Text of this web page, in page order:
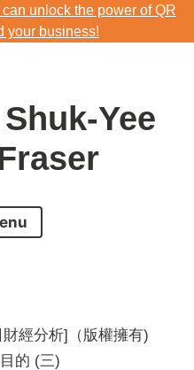
unlock the power of QR
your business!
your business!Yee
經分析]（版權擁有)
的 (三)